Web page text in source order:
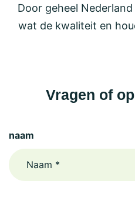
Door geheel
wat de kwaliteit en
Vragen of
naam